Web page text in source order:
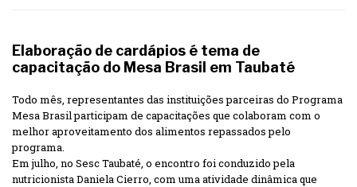
Elaboração de cardápios é tema de
capacitação do Mesa Brasil em Taubaté
Todo mês, representantes das instituições parceiras do Programa
Mesa Brasil participam de capacitações que colaboram com o
melhor aproveitamento dos alimentos repassados pelo
programa.
Em julho, no Sesc Taubaté, o encontro foi conduzido pela
nutricionista Daniela Cierro, com uma atividade dinâmica que